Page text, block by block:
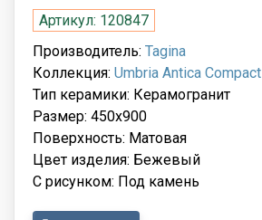
Артикул: 120847
Производитель: Tagina
Коллекция: Umbria Antica Compact
Тип керамики: Керамогранит
Размер: 450x900
Поверхность: Матовая
Цвет изделия: Бежевый
С рисунком: Под камень